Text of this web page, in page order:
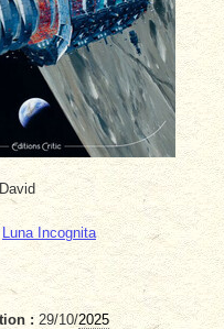
Luna Incognita
:29/10/2025